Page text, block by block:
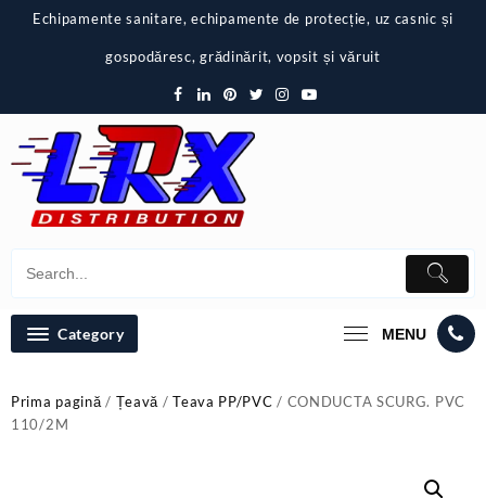
Echipamente sanitare, echipamente de protecție, uz casnic și
gospodăresc, grădinărit, vopsit și văruit
Category MENU
Prima pagină/ Țeavă /Teava PP/PVC / CONDUCTA SCURG. PVC
110/2M